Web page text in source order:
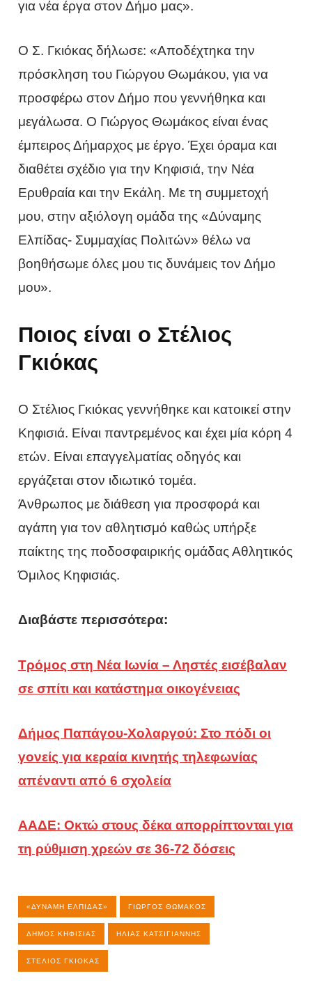
για νέα έργα στον Δήμο μας».
Ο Σ. Γκιόκας δήλωσε: «Αποδέχτηκα την
πρόσκληση του Γιώργου Θωμάκου, για να
προσφέρω στον Δήμο που γεννήθηκα και
μεγάλωσα. Ο Γιώργος Θωμάκος είναι ένας
έμπειρος Δήμαρχος με έργο. Έχει όραμα και
διαθέτει σχέδιο για την Κηφισιά, την Νέα
Ερυθραία και την Εκάλη. Με τη συμμετοχή
μου, στην αξιόλογη ομάδα της «Δύναμης
Ελπίδας- Συμμαχίας Πολιτών» θέλω να
βοηθήσωμε όλες μου τις δυνάμεις τον Δήμο
μου».
Ποιος είναι ο Στέλιος
Γκιόκας
Ο Στέλιος Γκιόκας γεννήθηκε και κατοικεί στην
Κηφισιά. Είναι παντρεμένος και έχει μία κόρη 4
ετών. Είναι επαγγελματίας οδηγός και
εργάζεται στον ιδιωτικό τομέα.
Άνθρωπος με διάθεση για προσφορά και
αγάπη για τον αθλητισμό καθώς υπήρξε
παίκτης της ποδοσφαιρικής ομάδας Αθλητικός
Όμιλος Κηφισιάς.
Διαβάστε περισσότερα:
Τρόμος στη Νέα Ιωνία – Ληστές εισέβαλαν
σε σπίτι και κατάστημα οικογένειας
Δήμος Παπάγου-Χολαργού: Στο πόδι οι
γονείς για κεραία κινητής τηλεφωνίας
απέναντι από 6 σχολεία
ΑΑΔΕ: Οκτώ στους δέκα απορρίπτονται για
τη ρύθμιση χρεών σε 36-72 δόσεις
«ΔΎΝΑΜΗ ΕΛΠΊΔΑΣ» ΓΙΏΡΓΟΣ ΘΩΜΆΚΟΣ
ΔΉΜΟΣ ΚΗΦΙΣΙΆΣ ΗΛΊΑΣ ΚΑΤΣΙΓΙΆΝΝΗΣ
ΣΤΈΛΙΟΣ ΓΚΙΌΚΑΣ